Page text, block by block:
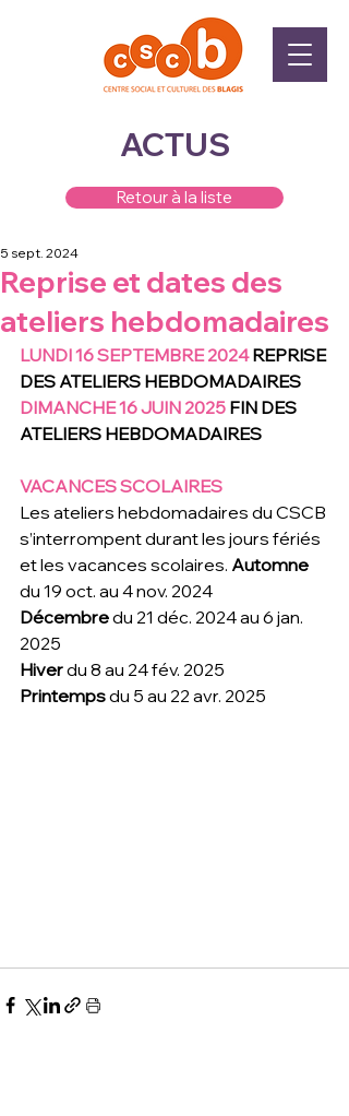
ACTUS
Retour à la liste
Reprise et dates des
ateliers hebdomadaires
5 sept. 2024
LUNDI 16 SEPTEMBRE 2024 REPRISE
DES ATELIERS HEBDOMADAIRES
DIMANCHE 16 JUIN 2025 FIN DES
ATELIERS HEBDOMADAIRES
VACANCES SCOLAIRES
Les ateliers hebdomadaires du CSCB
s’interrompent durant les jours fériés
et les vacances scolaires. Automne
du 19 oct. au 4 nov. 2024
Décembre du 21 déc. 2024 au 6 jan.
2025
Hiver du 8 au 24 fév. 2025
Printemps du 5 au 22 avr. 2025